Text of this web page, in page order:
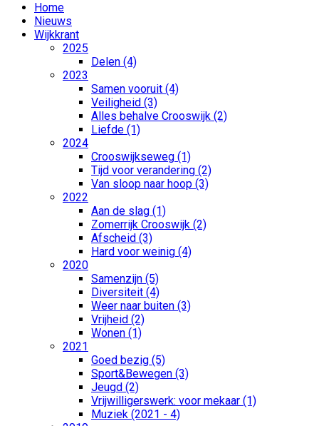
Home
Nieuws
Wijkkrant
2025
Delen (4)
2023
Samen vooruit (4)
Veiligheid (3)
Alles behalve Crooswijk (2)
Liefde (1)
2024
Crooswijkseweg (1)
Tijd voor verandering (2)
Van sloop naar hoop (3)
2022
Aan de slag (1)
Zomerrijk Crooswijk (2)
Afscheid (3)
Hard voor weinig (4)
2020
Samenzijn (5)
Diversiteit (4)
Weer naar buiten (3)
Vrijheid (2)
Wonen (1)
2021
Goed bezig (5)
Sport&Bewegen (3)
Jeugd (2)
Vrijwilligerswerk: voor mekaar (1)
Muziek (2021 - 4)